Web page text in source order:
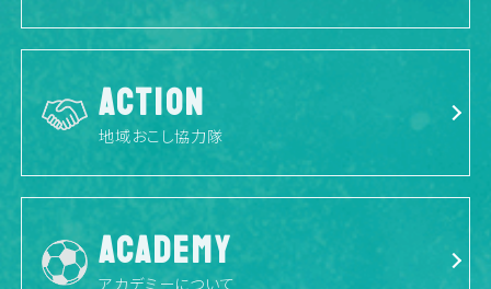
ACTION
地域おこし協力隊
ACADEMY
アカデミーについて